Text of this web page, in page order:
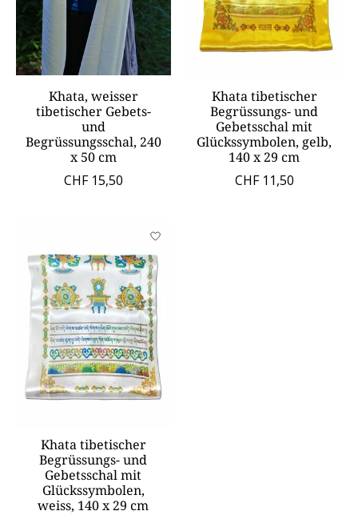
Khata, weisser
tibetischer Gebets-
und
Begrüssungsschal, 240
x 50 cm
CHF 15,50
Khata tibetischer
Begrüssungs- und
Gebetsschal mit
Glückssymbolen, gelb,
140 x 29 cm
CHF 11,50
Khata tibetischer
Begrüssungs- und
Gebetsschal mit
Glückssymbolen,
weiss, 140 x 29 cm